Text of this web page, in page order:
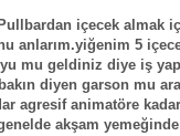
içecek almak
anlarım.yiğenim 5
mu geldiniz diye iş
diyen garson mu
agresif animatöre kadar
akşam